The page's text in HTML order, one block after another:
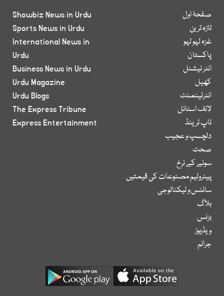
صفحۂ اول
تازہ ترین
غزہ لہو لہو
پاکستان
انٹر نیشنل
کھیل
انٹرٹینمنٹ
لائف اسٹائل
ٹاپ ٹرینڈ
دلچسپ و عجیب
صحت
سونے کے نرخ
پیٹرولیم مصنوعات کی قیمتیں
سائنس و ٹیکنالوجی
بلاگ
بزنس
ویڈیوز
جرائم
Showbiz News in Urdu
Sports News in Urdu
International News in
Urdu
Business News in Urdu
Urdu Magazine
Urdu Blogs
The Express Tribune
Express Entertainment